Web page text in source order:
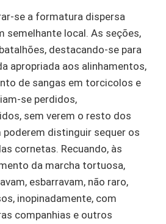
se a formatura dispersa
semelhante local. As seções,
destacando-se para
apropriada aos alinhamentos,
de sangas em torcicolos e
se perdidos,
sem verem o resto dos
poderem distinguir sequer os
cornetas. Recuando, às
da marcha tortuosa,
esbarravam, não raro,
inopinadamente, com
companhias e outros